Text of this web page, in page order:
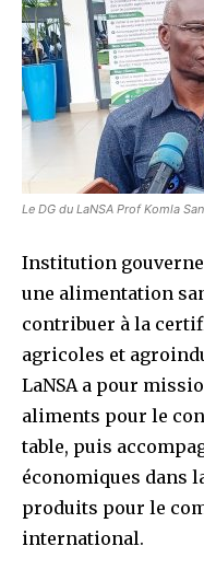
Le DG du LaNSA Prof Komla
Institution
une alimentation
contribuer à la
agricoles et
LaNSA a pour
aliments pour le
table, puis
économiques dans
produits pour le
international.